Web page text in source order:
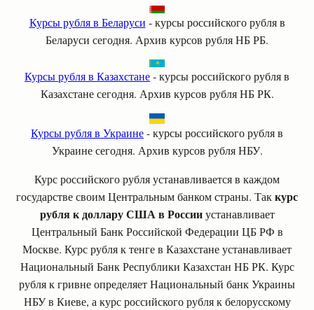
Курсы рубля в Беларуси - курсы российского рубля в
Беларуси сегодня. Архив курсов рубля НБ РБ.
Курсы рубля в Казахстане- курсы российского рубля в
Казахстане сегодня. Архив курсов рубля НБ РК.
Курсы рубля в Украине- курсы российского рубля в
Украине сегодня. Архив курсов рубля НБУ.
Курс российского рубля устанавливается в каждом
государстве своим Центральным банком страны. Таккурс
рубля к доллару США в Россииустанавливает
Центральный Банк Российской Федерации ЦБ РФ в
Москве. Курс рубля к тенге в Казахстане устанавливает
Национальный Банк Республики Казахстан НБ РК. Курс
рубля к гривне определяет Национальный банк Украины
НБУ в Киеве, а курс российского рубля к белорусскому